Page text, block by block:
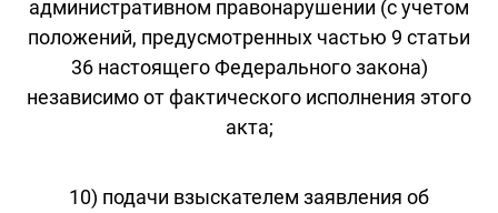
административном правонарушении (с учетом
положений, предусмотренных частью 9 статьи
36 настоящего Федерального закона)
независимо от фактического исполнения этого
акта;
10) подачи взыскателем заявления об